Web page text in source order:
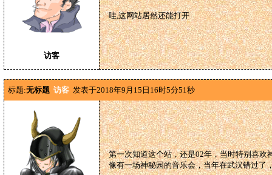
访客
哇,这网站居然还能打开
标题:无标题 访客 发表于2018年9月15日16时5分51秒
第一次知道这个站，还是02年，当时特别喜
像有一场神秘园的音乐会，当年在武汉错过了